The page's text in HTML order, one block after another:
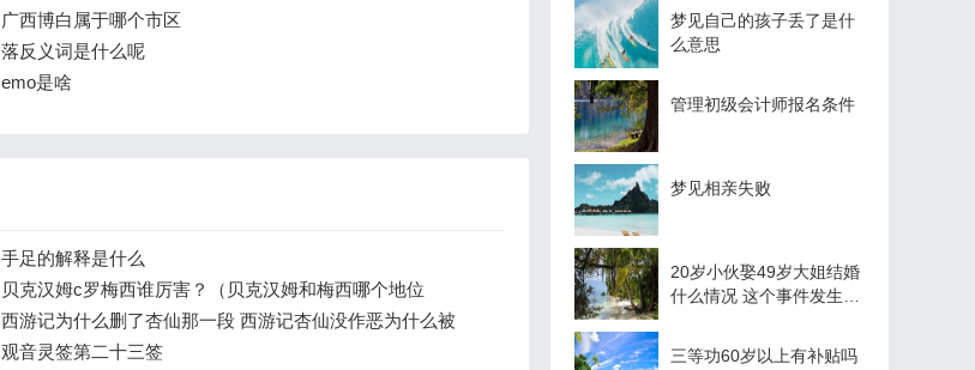
广西博白属于哪个市区
落反义词是什么呢
emo是啥
手足的解释是什么
贝克汉姆c罗梅西谁厉害？（贝克汉姆和梅西哪个地位
高？）
西游记为什么删了杏仙那一段 西游记杏仙没作恶为什么被
打死
观音灵签第二十三签
梦见自己的孩子丢了是什
么意思
管理初级会计师报名条件
梦见相亲失败
20岁小伙娶49岁大姐结婚
什么情况 这个事件发生在
三等功60岁以上有补贴吗